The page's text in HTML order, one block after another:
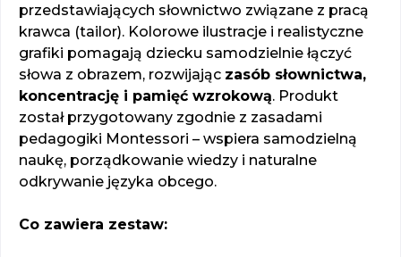
przedstawiających słownictwo związane z pracą
krawca (tailor). Kolorowe ilustracje i realistyczne
grafiki pomagają dziecku samodzielnie łączyć
słowa z obrazem, rozwijając zasób słownictwa,
koncentrację i pamięć wzrokową. Produkt
został przygotowany zgodnie z zasadami
pedagogiki Montessori – wspiera samodzielną
naukę, porządkowanie wiedzy i naturalne
odkrywanie języka obcego.
Co zawiera zestaw: